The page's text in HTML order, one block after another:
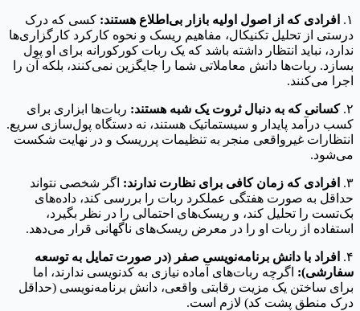
۱. افرادی که از اصول اولیه بازار بی‌اطلاع هستند: کسی که درک
درستی از تحلیل تکنیکال، مفاهیم ریسک و نحوه کارکرد کارگزاری‌ها
ندارد، نباید انتظار داشته باشد که یک ربات کورکورانه برای او پول
بسازد. ربات‌ها دانش معاملاتی شما را جایگزین نمی‌کنند، بلکه آن را
اجرا می‌کنند.
۲. کسانی که به دنبال ثروت یک شبه هستند: ربات‌ها ابزاری برای
کسب درآمد پایدار و سیستماتیک هستند، نه دستگاه پول‌سازی سریع.
انتظارات غیرواقعی منجر به تنظیمات پرریسک و در نهایت شکست
می‌شود.
۳. افرادی که زمان کافی برای نظارت ندارند: اگر شخصی نتواند
حداقل به صورت هفتگی عملکرد ربات را بررسی کند، داده‌های
بک‌تست را تحلیل کند، و ریسک‌های احتمالی را در نظر بگیرد،
استفاده از ربات او را در معرض ریسک‌های ناگهانی قرار می‌دهد.
۴.
افراد با دانش برنامه‌نویسی صفر (در صورت تمایل به توسعه
سفارشی): اگرچه ربات‌های آماده نیازی به کدنویسی ندارند، اما
برای ساختن یک مزیت رقابتی واقعی، دانش برنامه‌نویسی (حداقل
درک منطق پشت کد) لازم است.